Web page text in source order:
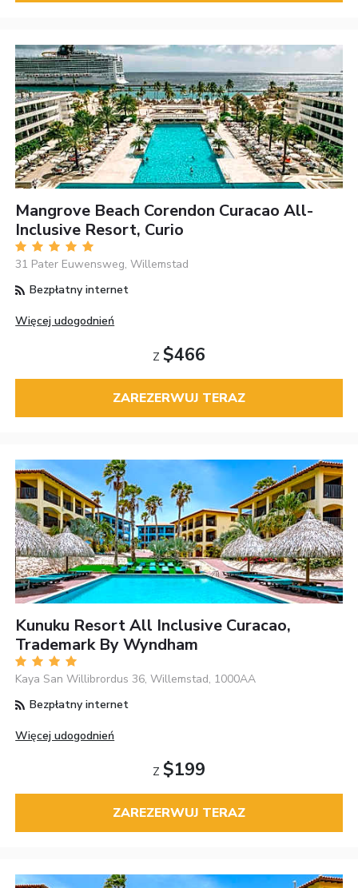
Mangrove Beach Corendon Curacao All-
Inclusive Resort, Curio
31 Pater Euwensweg, Willemstad
Bezpłatny internet
Więcej udogodnień
Z $466
ZAREZERWUJ TERAZ
Kunuku Resort All Inclusive Curacao,
Trademark By Wyndham
Kaya San Willibrordus 36, Willemstad, 1000AA
Bezpłatny internet
Więcej udogodnień
Z $199
ZAREZERWUJ TERAZ